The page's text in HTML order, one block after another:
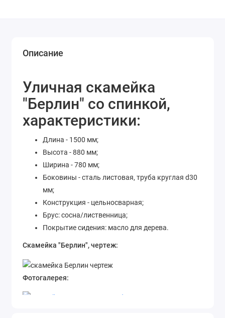
Описание
Уличная скамейка
"Берлин" со спинкой,
характеристики:
Длина - 1500 мм;
Высота - 880 мм;
Ширина - 780 мм;
Боковины - сталь листовая, труба круглая d30
мм;
Конструкция - цельносварная;
Брус: сосна/лиственница;
Покрытие сидения: масло для дерева.
Скамейка "Берлин", чертеж:
Фотогалерея: